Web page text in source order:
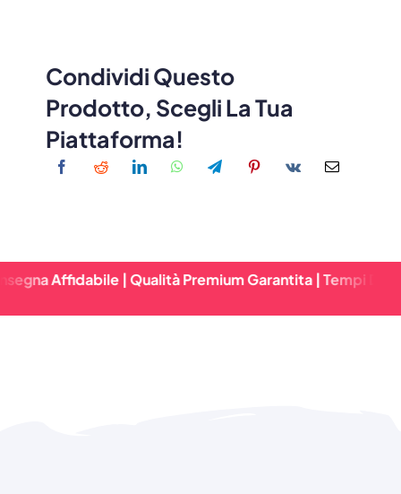
Condividi Questo
Prodotto, Scegli La Tua
Piattaforma!
| Qualità Premium Garantita | Tempi Di Consegna